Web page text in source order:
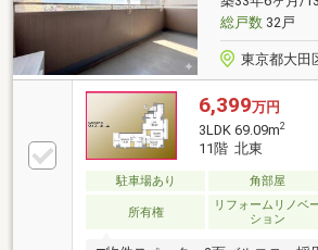
きます!◆5000円QUOプレゼント
テレビ等でCM放映♪
総戸数32戸
東京都大田
6,399万円
3LDK 69.09m2
11階 北東
駐車場あり 角部屋
所有権
リフォームリノベ
ション